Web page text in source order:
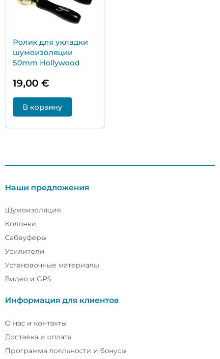
Ролик для укладки
шумоизоляции
50mm Hollywood
19,00 €
В корзину
Наши предложения
Шумоизоляция
Колонки
Сабвуферы
Усилители
Установочные материалы
Видео и GPS
Информация для клиентов
О нас и контакты
Доставка и оплата
Программа лояльности и бонусы